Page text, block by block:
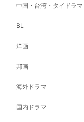
中国・台湾・タイドラマ
BL
洋画
邦画
海外ドラマ
国内ドラマ